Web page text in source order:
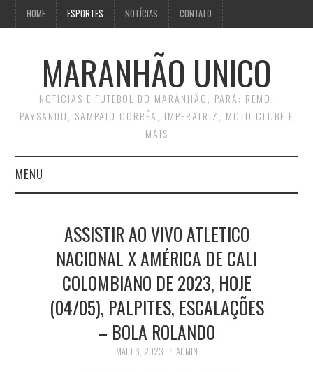
HOME ESPORTES NOTÍCIAS CONTATO
MARANHÃO UNICO
NOTÍCIAS E FUTEBOL DO MARANHÃO, PARÁ: REMO,
PAYSANDU, SAMPAIO CORRÊA, IMPERATRIZ, MOTO CLUBE E
MAIS
MENU
CONTATOASSISTIR AO VIVO ATLETICO
NACIONAL X AMÉRICA DE CALI
COLOMBIANO DE 2023, HOJE
(04/05), PALPITES, ESCALAÇÕES
– BOLA ROLANDO
MAIO 6, 2023 ADMIN